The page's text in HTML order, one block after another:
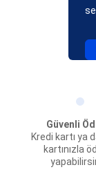
Güvenli
Kredi kartı ya
kartınızla